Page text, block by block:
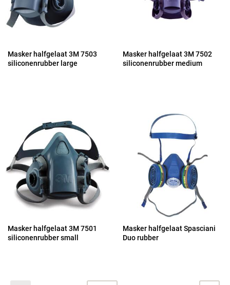
Masker halfgelaat 3M 7503
siliconenrubber large
Masker halfgelaat 3M 7502
siliconenrubber medium
Masker halfgelaat 3M 7501
siliconenrubber small
Masker halfgelaat Spasciani
Duo rubber